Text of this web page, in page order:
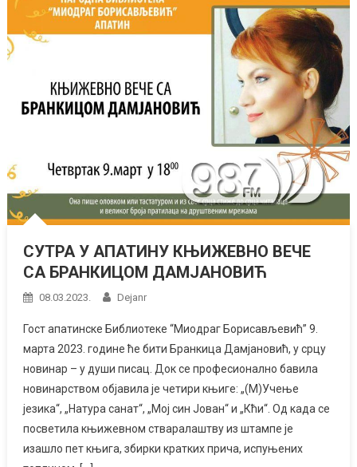
СУТРА У АПАТИНУ КЊИЖЕВНО ВЕЧЕ
СА БРАНКИЦОМ ДАМЈАНОВИЋ
08.03.2023. Dejanr
Гост апатинске Библиотеке “Миодраг Борисављевић” 9.
марта 2023. године ће бити Бранкица Дамјановић, у срцу
новинар – у души писац. Док се професионално бавила
новинарством објавила је четири књиге: „(М)Учење
језика“, „Натура санат“, „Мој син Јован“ и „Кћи“. Од када се
посветила књижевном стваралаштву из штампе је
изашло пет књига, збирки кратких прича, испуњених